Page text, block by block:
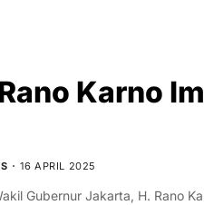
Karno
16 APRIL 2025
Gubernur Jakarta, H. Rano